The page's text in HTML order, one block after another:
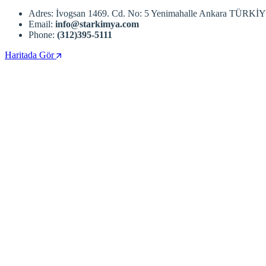
Adres: İvogsan 1469. Cd. No: 5 Yenimahalle Ankara
Email: info@starkimya.com
Phone: (312)395-5111
Haritada Gör